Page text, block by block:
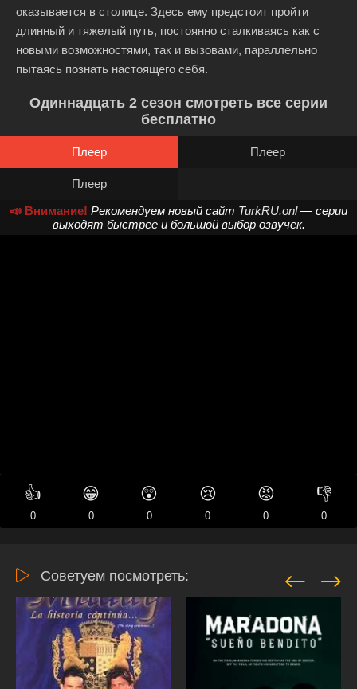
оказывается в столице. Здесь ему предстоит пройти
длинный и тяжелый путь, постоянно сталкиваясь как с
новыми возможностями, так и вызовами, параллельно
пытаясь познать настоящего себя.
Одиннадцать 2 сезон смотреть все серии
бесплатно
Плеер Плеер
Плеер
📣 Внимание! Рекомендуем новый сайт TurkRU.onl— серии
выходят быстрее и большой выбор озвучек.
👍
0
😁
0
😲
0
😢
0
😡
0
👎
0
Советуем посмотреть: